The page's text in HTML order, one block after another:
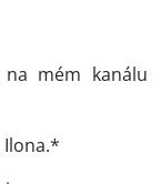
mém kanálu